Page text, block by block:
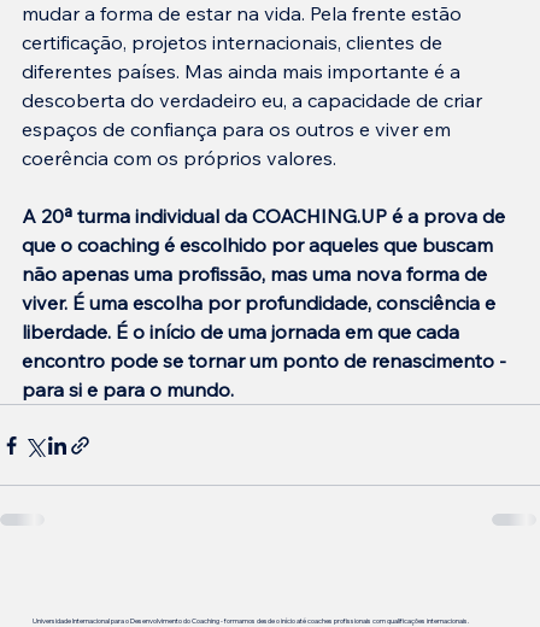
mudar a forma de estar na vida. Pela frente estão
certificação, projetos internacionais, clientes de
diferentes países. Mas ainda mais importante é a
descoberta do verdadeiro eu, a capacidade de criar
espaços de confiança para os outros e viver em
coerência com os próprios valores.
A 20ª turma individual da COACHING.UP é a prova de
que o coaching é escolhido por aqueles que buscam
não apenas uma profissão, mas uma nova forma de
viver. É uma escolha por profundidade, consciência e
liberdade. É o início de uma jornada em que cada
encontro pode se tornar um ponto de renascimento -
para si e para o mundo.
Universidade Internacional para o Desenvolvimento do Coaching - formamos desde o início até coaches profissionais com qualificações internacionais.